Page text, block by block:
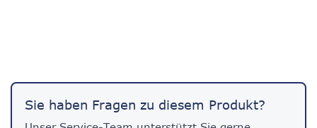
Sie haben Fragen zu diesem Produkt?